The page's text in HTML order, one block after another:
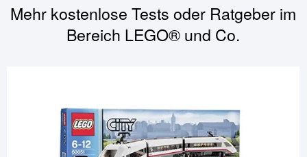
Mehr kostenlose Tests oder Ratgeber im
Bereich LEGO® und Co.